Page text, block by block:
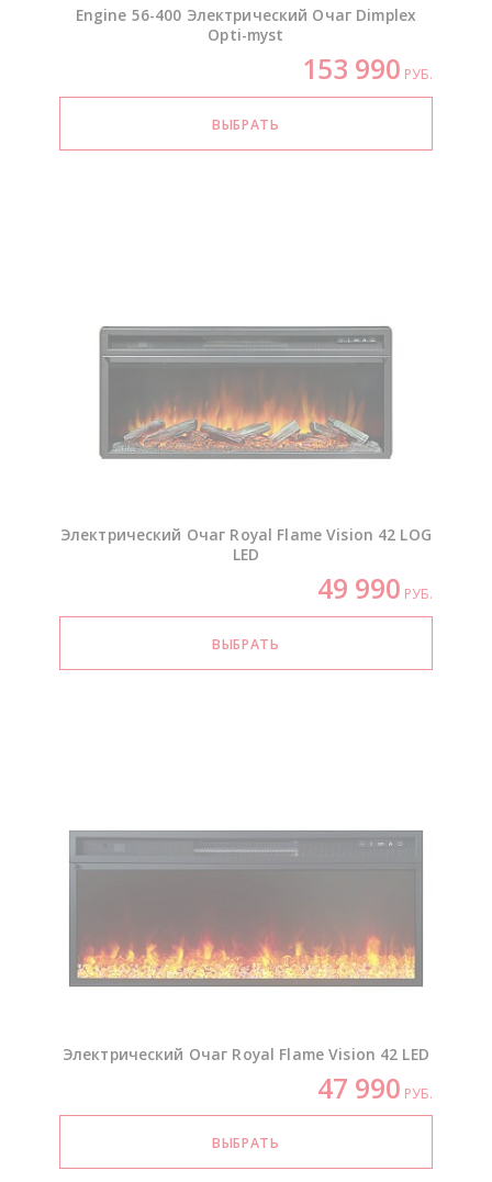
Engine 56-400 Электрический Очаг Dimplex
Opti-myst
153 990 РУБ.
Электрический Очаг Royal Flame Vision 42 LOG
LED
49 990 РУБ.
Электрический Очаг Royal Flame Vision 42 LED
47 990 РУБ.